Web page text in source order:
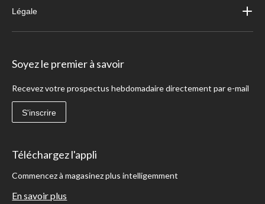
Légale
Soyez le premier à savoir
Recevez votre prospectus hebdomadaire directement par e-mail
S'inscrire
Téléchargez l'appli
Commencez à magasinez plus intelligemment
En savoir plus